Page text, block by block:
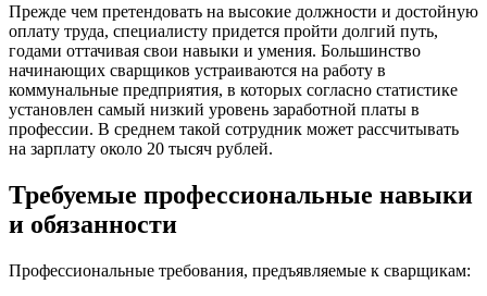
Прежде чем претендовать на высокие должности и достойную
оплату труда, специалисту придется пройти долгий путь,
годами оттачивая свои навыки и умения. Большинство
начинающих сварщиков устраиваются на работу в
коммунальные предприятия, в которых согласно статистике
установлен самый низкий уровень заработной платы в
профессии. В среднем такой сотрудник может рассчитывать
на зарплату около 20 тысяч рублей.
Требуемые профессиональные навыки
и обязанности
Профессиональные требования, предъявляемые к сварщикам: